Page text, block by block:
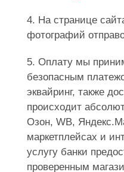
4. На странице
фотографий
5. Оплату мы
безопасным
эквайринг, также
происходит
Озон, WB,
маркетплейсах и
услугу банки
проверенным